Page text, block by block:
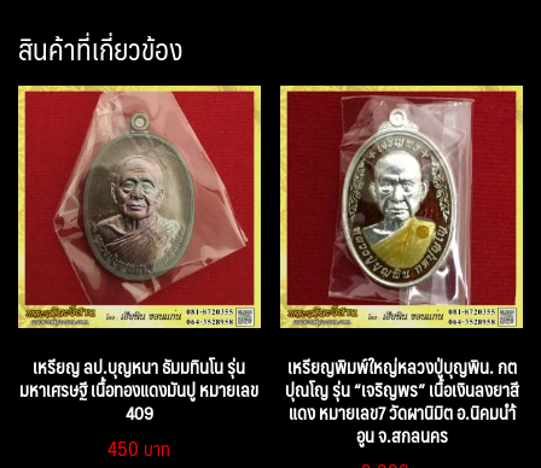
สินค้าที่เกี่ยวข้อง
เหรียญ ลป.บุญหนา ธัมมทินโน รุ่น
มหาเศรษฐี เนื้อทองแดงมันปู หมายเลข
409
450
เหรียญพิมพ์ใหญ่หลวงปู่บุญพิน. กต
ปุณโญ รุ่น “เจริญพร” เนื้อเงินลงยาสี
แดง หมายเลข7 วัดผานิมิต อ.นิคมนำ้
อูน จ.สกลนคร